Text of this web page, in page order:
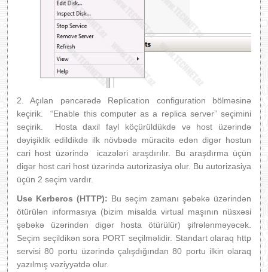
2. Açılan pəncərədə Replication configuration bölməsinə
keçirik. “Enable this computer as a replica server” seçimini
seçirik. Hosta daxil fayl köçürüldükdə və host üzərində
dəyişiklik edildikdə ilk növbədə müracitə edən digər hostun
cari host üzərində icazələri araşdırılır. Bu araşdırma üçün
digər host cari host üzərində autorizasiya olur. Bu autorizasiya
üçün 2 seçim vardır.
Use Kerberos (HTTP): Bu seçim zamanı şəbəkə üzərindən
ötürülən informasıya (bizim misalda virtual maşının nüsxəsi
şəbəkə üzərindən digər hosta ötürülür) şifrələnməyəcək.
Seçim seçildikən sora PORT seçilməlidir. Standart olaraq http
servisi 80 portu üzərində çalışdığından 80 portu ilkin olaraq
yazılmış vəziyyətdə olur.